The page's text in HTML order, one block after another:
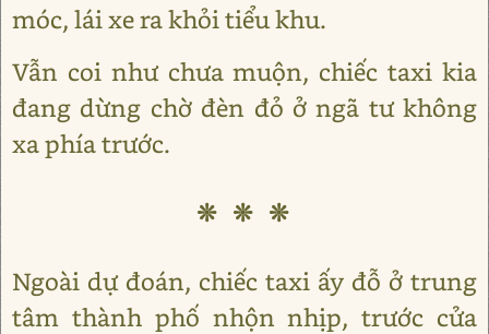
móc, lái xe ra khỏi tiểu khu.
Vẫn coi như chưa muộn, chiếc taxi kia
đang dừng chờ đèn đỏ ở ngã tư không
xa phía trước.
❊ ❊ ❊
Ngoài dự đoán, chiếc taxi ấy đỗ ở trung
tâm thành phố nhộn nhịp, trước cửa